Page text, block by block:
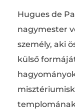
Hugues de
nagymester
személy, aki
külső